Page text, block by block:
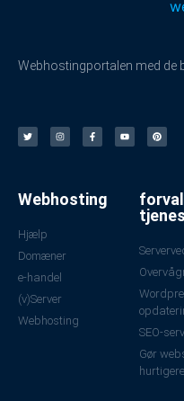
Webhostingportalen med de
Webhosting
Hjælp
Domæner
e-handel
(v)Server
Webhosting
SEO-
Gør
hurtigere